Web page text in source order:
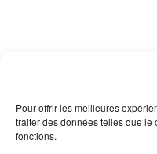
Pour offrir les meilleures
traiter des données telles que le
fonctions.